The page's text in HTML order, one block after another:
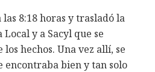
8:18 horas y trasladó la
y a Sacyl que se
hechos. Una vez allí, se
encontraba bien y tan solo